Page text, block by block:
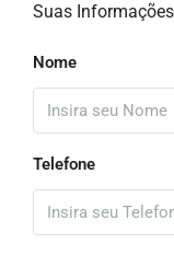
Suas Informações
Nome
Telefone